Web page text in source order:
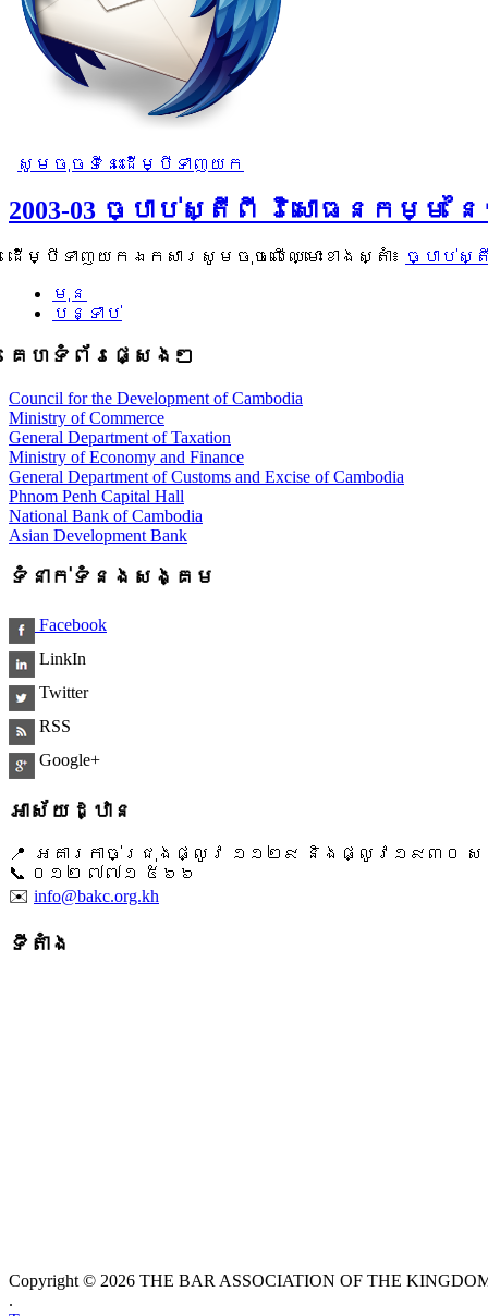
សូមចុចទីនេះដើម្បីទាញយក
2003-03 ច្បាប់ស្តីពី វិសោធនកម្ម
ដើម្បីទាញយកឯកសារសូមចុចលើឈ្មោះខាងស្តាំ៖ ច្បាប់ស្
មុន
បន្ទាប់
គេហទំព័រផ្សេងៗ
Council for the Development of Cambodia
Ministry of Commerce
General Department of Taxation
Ministry of Economy and Finance
General Department of Customs and Excise of Cambodia
Phnom Penh Capital Hall
National Bank of Cambodia
Asian Development Bank
ទំនាក់ទំនងសង្គម
Facebook
LinkIn
Twitter
RSS
Google+
អាស័យដ្ឋាន
📍 អគារកាច់ជ្រុងផ្លូវ ១១២៩ និងផ្លូវ១៩៣០ ស
📞 ​០១២ ៧៧១ ៥៦៦
✉️ info@bakc.org.kh
ទីតាំង
Copyright © 2026 THE BAR ASSOCIATION OF THE
.